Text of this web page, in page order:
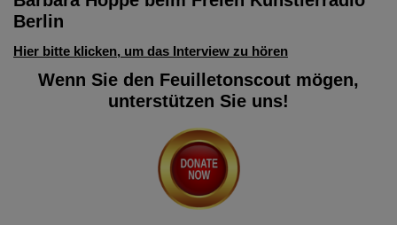
Berlin
Hier bitte klicken, um das Interview zu hören
Wenn Sie den Feuilletonscout mögen,
unterstützen Sie uns!